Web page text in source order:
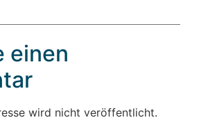
einen
wird nicht veröffentlicht.